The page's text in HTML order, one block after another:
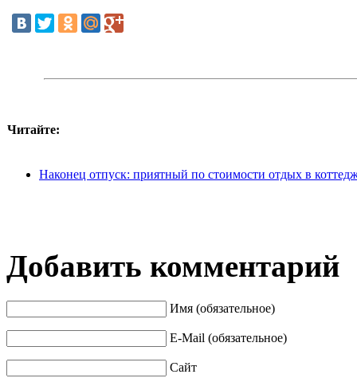
Читайте:
Наконец отпуск: приятный по стоимости отдых в
Добавить комментарий
Имя (обязательное)
E-Mail (обязательное)
Сайт